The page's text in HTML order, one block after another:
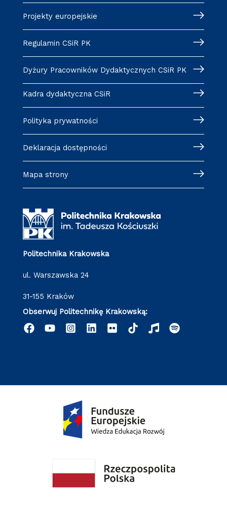
Projekty europejskie
Regulamin CSiR PK
Dyżury Pracowników Dydaktycznych CSiR PK
Kadra dydaktyczna CSiR
Polityka prywatności
Deklaracja dostępności
Mapa strony
Politechnika Krakowska
ul. Warszawska 24
31-155 Kraków
Obserwuj Politechnikę Krakowską: